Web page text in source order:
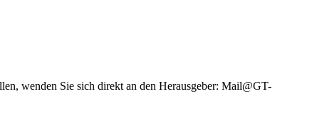
wenden Sie sich direkt an den Herausgeber: Mail@GT-